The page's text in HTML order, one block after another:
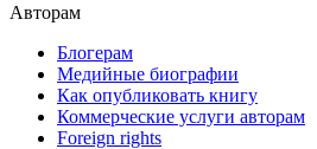
Авторам
Блогерам
Медийные биографии
Как опубликовать книгу
Коммерческие услуги авторам
Foreign rights